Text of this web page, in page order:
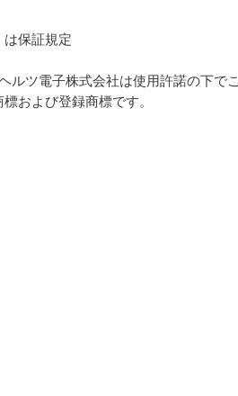
保証規定
ルツ電子株式会社は使用許諾の下でこ
および登録商標です。